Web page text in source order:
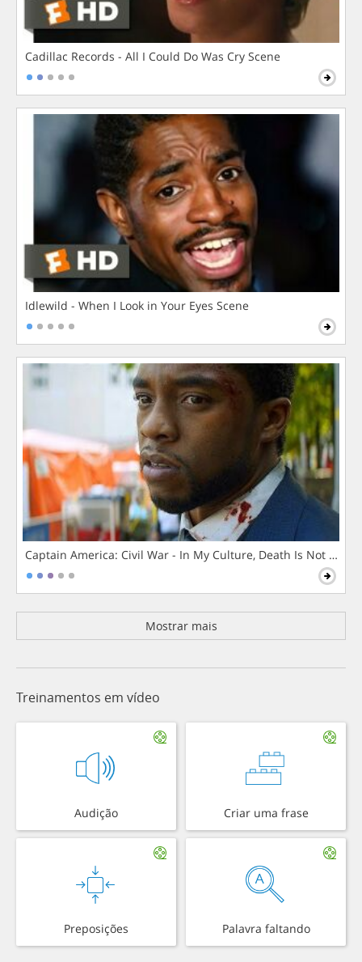
Cadillac Records - All I Could Do Was Cry Scene
Idlewild - When I Look in Your Eyes Scene
Captain America: Civil War - In My Culture, Death Is Not The
Mostrar mais
Treinamentos em vídeo
Audição Criar uma frase
Preposições Palavra faltando